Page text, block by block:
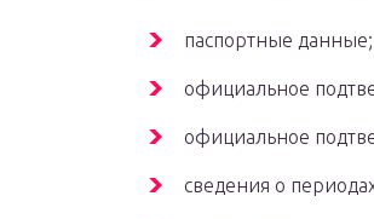
паспортные данные;
официальное
официальное
сведения о